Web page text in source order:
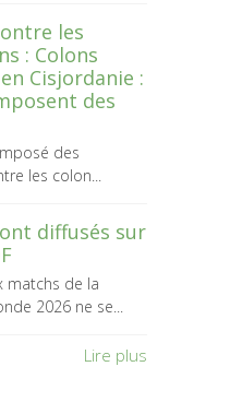
les
: Colons
Cisjordanie :
des
des
les colon...
diffusés sur
matchs de la
2026 ne se...
Lire plus